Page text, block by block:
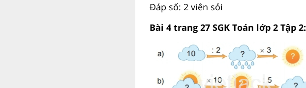
Đáp số: 2 viên sỏi
Bài 4 trang 27 SGK Toán lớp 2 Tập 2: